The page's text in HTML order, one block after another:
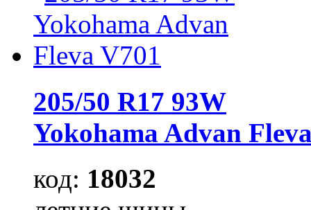
205/50 R17 93W
Yokohama Advan
код: 18032